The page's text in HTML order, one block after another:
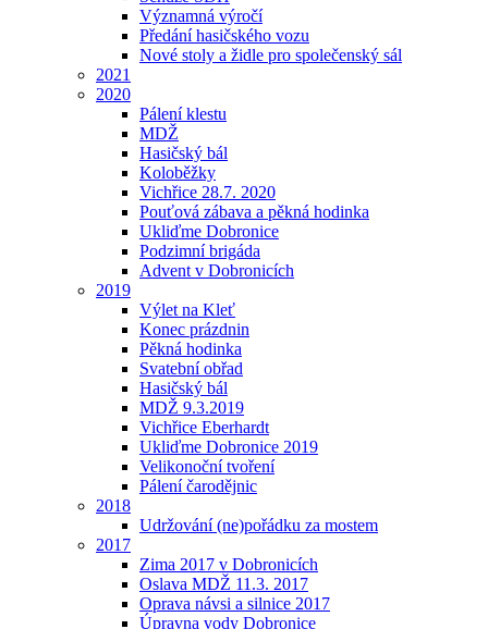
Významná výročí
Předání hasičského vozu
Nové stoly a židle pro společenský sál
2021
2020
Pálení klestu
MDŽ
Hasičský bál
Koloběžky
Vichřice 28.7. 2020
Pouťová zábava a pěkná hodinka
Ukliďme Dobronice
Podzimní brigáda
Advent v Dobronicích
2019
Výlet na Kleť
Konec prázdnin
Pěkná hodinka
Svatební obřad
Hasičský bál
MDŽ 9.3.2019
Vichřice Eberhardt
Ukliďme Dobronice 2019
Velikonoční tvoření
Pálení čarodějnic
2018
Udržování (ne)pořádku za mostem
2017
Zima 2017 v Dobronicích
Oslava MDŽ 11.3. 2017
Oprava návsi a silnice 2017
Úpravna vody Dobronice